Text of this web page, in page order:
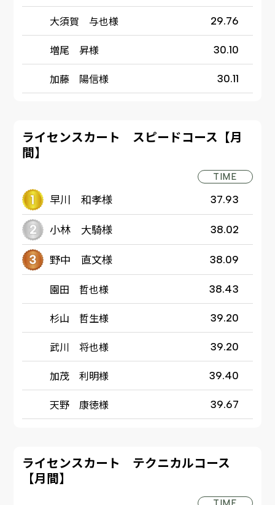
大須賀 与也様 29.76
増尾 昇様 30.10
加藤 陽信様 30.11
ライセンスカート スピードコース【月
間】
TIME
早川 和孝様 37.93
小林 大騎様 38.02
野中 直文様 38.09
園田 哲也様 38.43
杉山 哲生様 39.20
武川 将也様 39.20
加茂 利明様 39.40
天野 康徳様 39.67
ライセンスカート テクニカルコース
【月間】